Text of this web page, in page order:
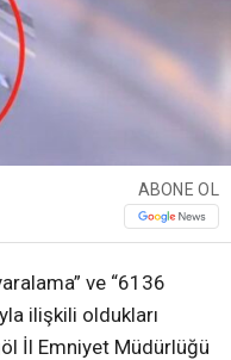
ABONE OL
ve “6136
ilişkili oldukları
İl Emniyet Müdürlüğü